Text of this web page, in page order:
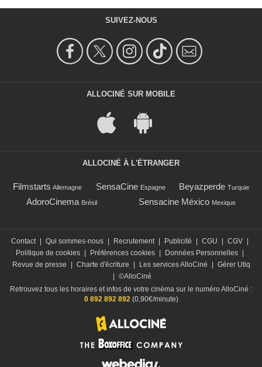
SUIVEZ-NOUS
ALLOCINÉ SUR MOBILE
ALLOCINÉ À L'ÉTRANGER
Filmstarts Allemagne SensaCine Espagne Beyazperde Turquie
AdoroCinema Brésil Sensacine México Mexique
Contact Qui sommes-nous Recrutement Publicité CGU CGV
Politique de cookies
Préférences cookies Données Personnelles
Revue de presse
Charte d'écriture Les services AlloCiné
Gérer Utiq
©AlloCiné
Retrouvez tous les horaires et infos de votre cinéma sur le numéro AlloCiné :
0 892 892 892(0,90€/minute)